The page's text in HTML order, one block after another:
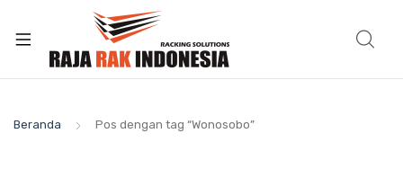
Beranda Pos dengan tag “Wonosobo”